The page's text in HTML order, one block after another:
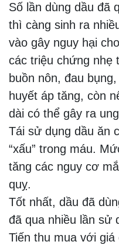
Số lần dùng dầu đã
thì càng sinh ra
vào gây nguy hại
các triệu chứng nhẹ
buồn nôn, đau
huyết áp tăng, còn
dài có thể gây ra
Tái sử dụng dầu ăn
“xấu” trong máu.
tăng các nguy cơ
quỵ.
Tốt nhất, dầu đã
đã qua nhiều lần sử
Tiến thu mua với